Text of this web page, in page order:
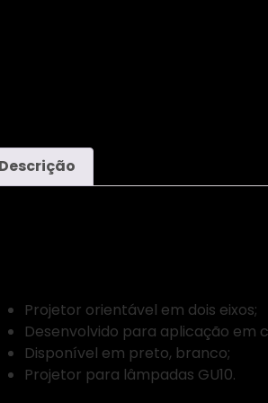
Descrição
Projetor orientável em dois eixos;
Desenvolvido para aplicação em
Disponível em preto, branco;
Projetor para lâmpadas GU10.